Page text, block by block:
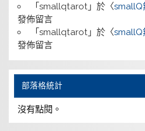
「 smallqtarot」於〈smallQ
發佈留言
「 smallqtarot」於〈smallQ
發佈留言
部落格統計
沒有點閱。